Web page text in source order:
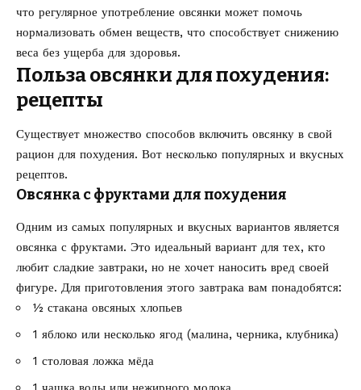
что регулярное употребление овсянки может помочь
нормализовать обмен веществ, что способствует снижению
веса без ущерба для здоровья.
Польза овсянки для похудения:
рецепты
Существует множество способов включить овсянку в свой
рацион для похудения. Вот несколько популярных и вкусных
рецептов.
Овсянка с фруктами для похудения
Одним из самых популярных и вкусных вариантов является
овсянка с фруктами. Это идеальный вариант для тех, кто
любит сладкие завтраки, но не хочет наносить вред своей
фигуре. Для приготовления этого завтрака вам понадобятся:
½ стакана овсяных хлопьев
1 яблоко или несколько ягод (малина, черника, клубника)
1 столовая ложка мёда